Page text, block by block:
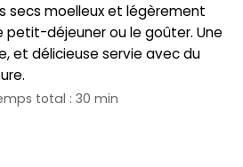
secs moelleux et légèrement
petit-déjeuner ou le goûter. Une
et délicieuse servie avec du
total : 30 min